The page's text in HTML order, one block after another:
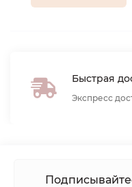
Быстрая
Экспресс